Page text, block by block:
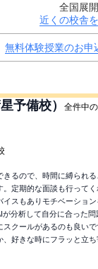
全国展開
近くの校舎
無料体験授業のお申
予備校） 全件中
きるので、時間に縛られ
。定期的な面談も行って
イスもありモチベーショ
が分析して自分に合った
スクールがあるのも良い
、好きな時にフラッと立